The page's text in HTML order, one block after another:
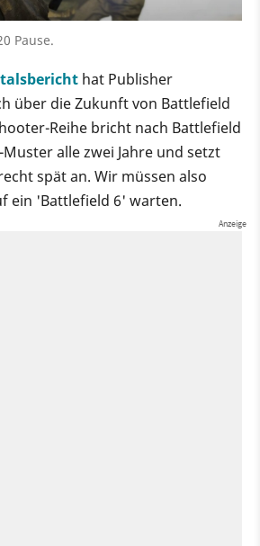
Pause.
hat Publisher
über die Zukunft von Battlefield
Reihe bricht nach Battlefield
alle zwei Jahre und setzt
spät an. Wir müssen also
ein 'Battlefield 6' warten.